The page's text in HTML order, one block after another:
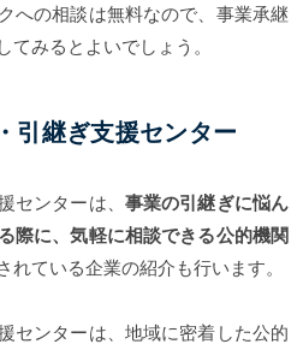
への相談は無料なので、事業承継
てみるとよいでしょう。
引継ぎ支援センター
センターは、 事業の引継ぎに悩ん
際に、気軽に相談できる公的機関
れている企業の紹介も行います。
センターは、地域に密着した公的